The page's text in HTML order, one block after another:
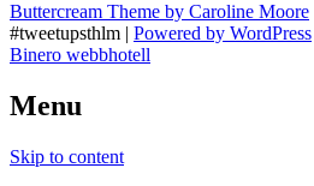
Buttercream Theme by Caroline Moore
#tweetupsthlm | Powered by WordPress
Binero webbhotell
Menu
Skip to content